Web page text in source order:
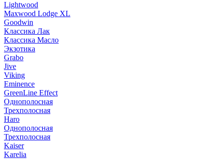
Lightwood
Maxwood Lodge XL
Goodwin
Классика Лак
Классика Масло
Экзотика
Grabo
Jive
Viking
Eminence
GreenLine Effect
Однополосная
Трехполосная
Haro
Однополосная
Трехполосная
Kaiser
Karelia